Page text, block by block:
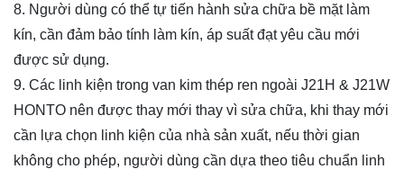
8. Người dùng có thể tự tiến hành sửa chữa bề mặt làm
kín, cần đảm bảo tính làm kín, áp suất đạt yêu cầu mới
được sử dụng.
9. Các linh kiện trong van kim thép ren ngoài J21H & J21W
HONTO nên được thay mới thay vì sửa chữa, khi thay mới
cần lựa chọn linh kiện của nhà sản xuất, nếu thời gian
không cho phép, người dùng cần dựa theo tiêu chuẩn linh